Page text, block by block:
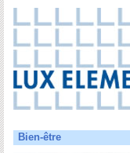
Bien-être